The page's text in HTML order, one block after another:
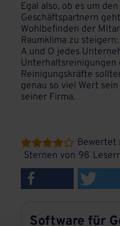
Egal also, ob es um
Geschäftspartnern
Wohlbefinden der
Raumklima zu
A und O jedes
Unterhaltsreinigungen
Reinigungskräfte
genau so viel Wert
seiner Firma.
 Bewertet
Sternen von 98
Software für